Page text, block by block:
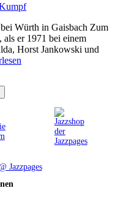
Würth in Gaisbach Zum
als er 1971 bei einem
Horst Jankowski und